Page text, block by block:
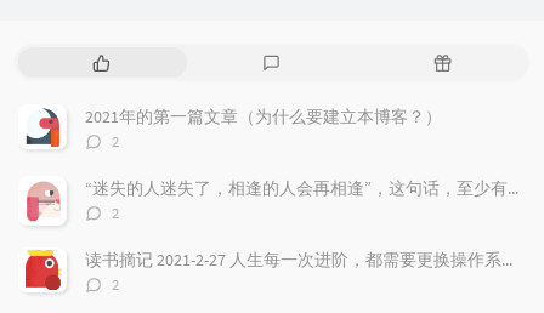
热
文
章
评
论
随
2021年的第一篇文章（为什么要建立本博客？）
评
数：
2
“迷失的人迷失了，相逢的人会再相逢”，这句话，至少有三层含义
评
数：
2
读书摘记 2021-2-27 人生每一次进阶，都需要更换操作系统，最好把过去都遗忘！
评
2